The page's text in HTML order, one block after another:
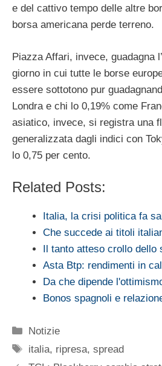
e del cattivo tempo delle altre
borsa americana perde terreno.
Piazza Affari, invece, guadagna
giorno in cui tutte le borse
essere sottotono pur
Londra e chi lo 0,19% come
asiatico, invece, si registra una
generalizzata dagli indici con
lo 0,75 per cento.
Related Posts:
Italia, la crisi politica fa
Che succede ai titoli
Il tanto atteso crollo dello
Asta Btp: rendimenti in
Da che dipende
Bonos spagnoli e
Categorie
Notizie
Tag
italia, ripresa,spread